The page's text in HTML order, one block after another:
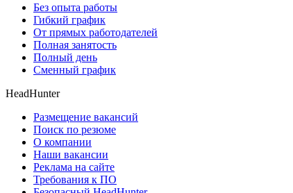
Без опыта работы
Гибкий график
От прямых работодателей
Полная занятость
Полный день
Сменный график
HeadHunter
Размещение вакансий
Поиск по резюме
О компании
Наши вакансии
Реклама на сайте
Требования к ПО